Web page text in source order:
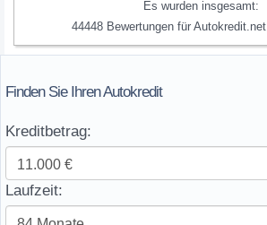
Es wurden insgesamt:
44448 Bewertungen für Autokredit.net
Finden Sie Ihren Autokredit
Kreditbetrag:
Laufzeit: